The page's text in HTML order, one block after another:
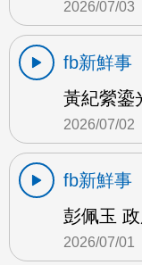
2026/07/03
fb新鮮事
黃紀縈鎏
2026/07/02
fb新鮮事
彭佩玉
2026/07/01